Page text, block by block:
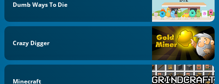
Dumb Ways To Die
Crazy Digger
Minecraft